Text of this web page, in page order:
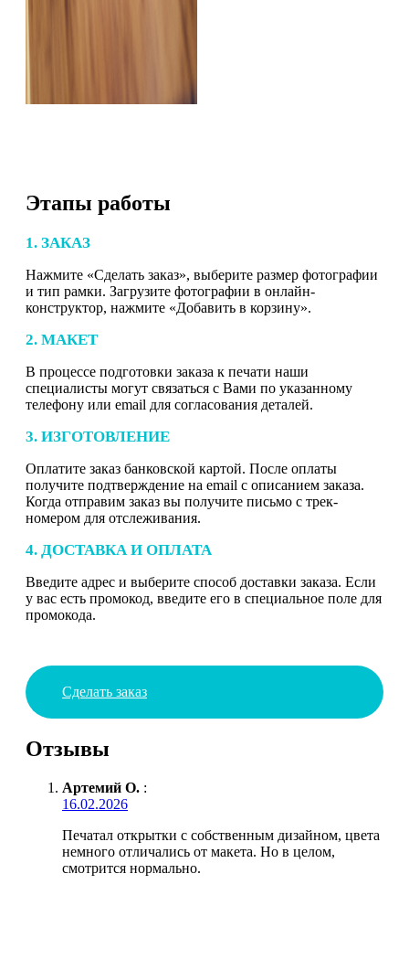
Этапы работы
1. ЗАКАЗ
Нажмите «Сделать заказ», выберите размер фотографии
и тип рамки. Загрузите фотографии в онлайн-
конструктор, нажмите «Добавить в корзину».
2. МАКЕТ
В процессе подготовки заказа к печати наши
специалисты могут связаться с Вами по указанному
телефону или email для согласования деталей.
3. ИЗГОТОВЛЕНИЕ
Оплатите заказ банковской картой. После оплаты
получите подтверждение на email с описанием заказа.
Когда отправим заказ вы получите письмо с трек-
номером для отслеживания.
4. ДОСТАВКА И ОПЛАТА
Введите адрес и выберите способ доставки заказа. Если
у вас есть промокод, введите его в специальное поле для
промокода.
Сделать заказ
Отзывы
Артемий О. :
16.02.2026
Печатал открытки с собственным дизайном, цвета
немного отличались от макета. Но в целом,
смотрится нормально.